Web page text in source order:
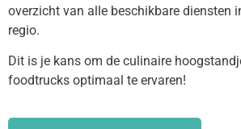
overzicht van alle beschikbare diensten
regio.
Dit is je kans om de culinaire
foodtrucks optimaal te ervaren!